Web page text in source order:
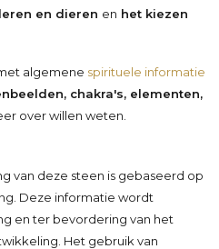
en dieren en het kiezen
algemene spirituele informatie
chakra's, elementen,
over willen weten.
van deze steen is gebaseerd op
Deze informatie wordt
en ter bevordering van het
Het gebruik van